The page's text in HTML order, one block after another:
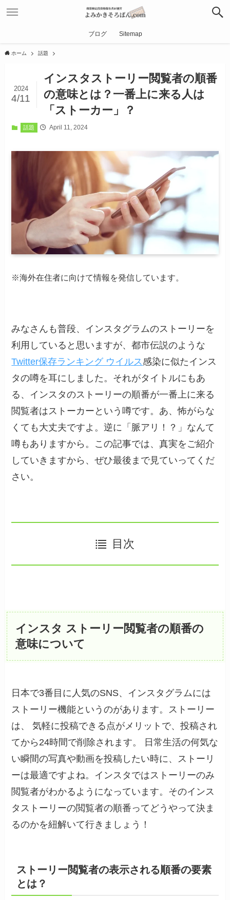
ブログ Sitemap
ホーム 話題
インスタストーリー閲覧者の順番
の意味とは？一番上に来る人は
「ストーカー」？
2024
4/11
話題 April 11, 2024
※海外在住者に向けて情報を発信しています。
みなさんも普段、インスタグラムのストーリーを
利用していると思いますが、都市伝説のような
Twitter保存ランキング ウイルス感染に似たインス
タの噂を耳にしました。それがタイトルにもあ
る、インスタのストーリーの順番が一番上に来る
閲覧者はストーカーという噂です。あ、怖がらな
くても大丈夫ですよ。逆に「脈アリ！？」なんて
噂もありますから。この記事では、真実をご紹介
していきますから、ぜひ最後まで見ていってくだ
さい。
目次
インスタ ストーリー閲覧者の順番の
意味について
日本で3番目に人気のSNS、インスタグラムには
ストーリー機能というのがあります。ストーリー
は、 気軽に投稿できる点がメリットで、投稿され
てから24時間で削除されます。 日常生活の何気な
い瞬間の写真や動画を投稿したい時に、ストーリ
ーは最適ですよね。インスタではストーリーのみ
閲覧者がわかるようになっています。そのインス
タストーリーの閲覧者の順番ってどうやって決ま
るのかを紐解いて行きましょう！
ストーリー閲覧者の表示される順番の要素
とは？